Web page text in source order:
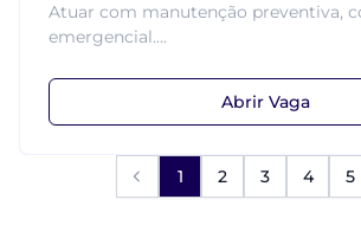
Atuar com manutenção preventiva,
emergencial....
Abrir Vaga
1 2 3 4 5